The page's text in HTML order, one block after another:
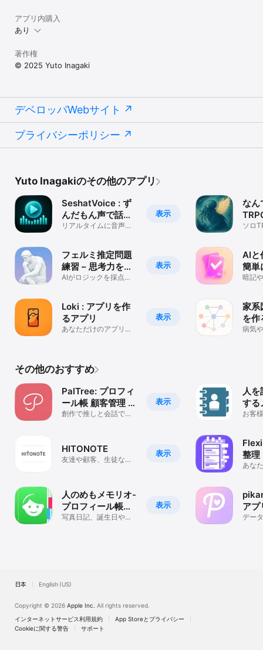
アプリ内購入
あり
著作権
© 2025 Yuto Inagaki
デベロッパWebサイト
プライバシーポリシー
Yuto Inagakiのその他のアプリ
表示
SeshatVoice : ず
んだもん声で話そ
う
リアルタイムに音声を
表示
フェルミ推定問題
練習 – 思考力を鍛
える就活対策トレ
AIがロジックを採点、
表示
Loki : アプリを作
るアプリ
あなただけのアプリが
なん
のシ
ソロ
AIと
簡単
も４
暗記
家系
を作
から
病気
その他のおすすめ
表示
PalTree: プロフィ
ール帳 顧客管理 連
絡先 推し活
創作で推しと会話でき
表示
HITONOTE
友達や顧客、生徒など
表示
人のめもメモリオ-
プロフィール帳、
顧客管理ノート、
写真日記、誕生日や贈
人
す
プロ
お客
整理
プリ
あな
アプ
管理
デー
日本 English (US)
Copyright © 2026 Apple Inc. All rights reserved.
インターネットサービス利用規約
App Storeとプライバシー
Cookieに関する警告
サポート